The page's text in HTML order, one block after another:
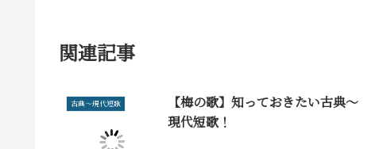
関連記事
古典～現代短歌
【梅の歌】知っておきたい古典～
現代短歌！